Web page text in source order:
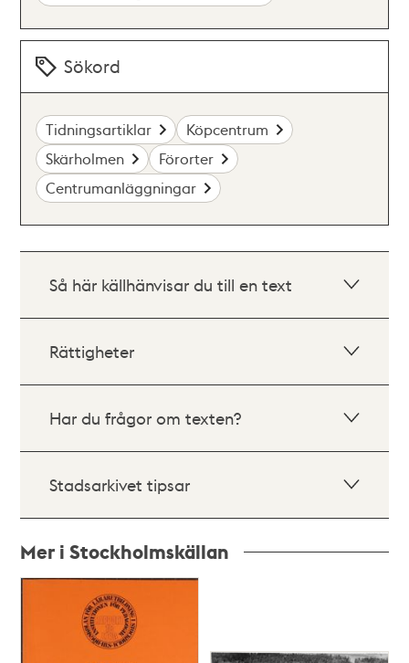
Sökord
Tidningsartiklar
Köpcentrum
Skärholmen
Förorter
Centrumanläggningar
Så här källhänvisar du till en text
Rättigheter
Har du frågor om texten?
Stadsarkivet tipsar
Mer i Stockholmskällan
Relaterade